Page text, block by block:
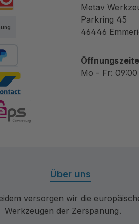
bezahlen
Metav
Parkring 45
46446
Mo - Fr:
Über uns
versorgen wir die
Werkzeugen der Zerspanung.